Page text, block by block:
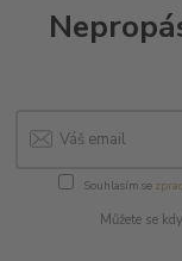
Souhlasím se
Můžete se